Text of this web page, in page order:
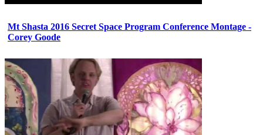
Mt Shasta 2016 Secret Space Program Conference Montage -
Corey Goode